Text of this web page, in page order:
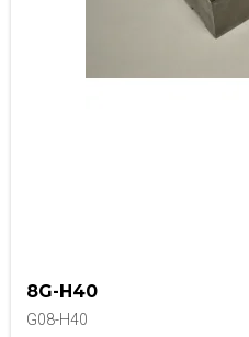
8G-H40
G08-H40